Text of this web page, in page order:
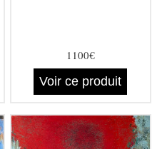
1100€
Voir ce produit